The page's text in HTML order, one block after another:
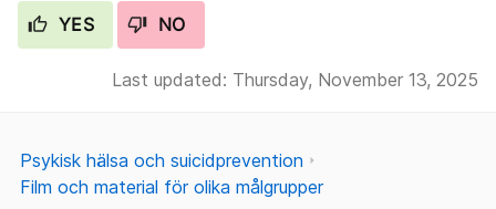
YES NO
Last updated: Thursday, November 13, 2025
Psykisk hälsa och suicidprevention
Film och material för olika målgrupper